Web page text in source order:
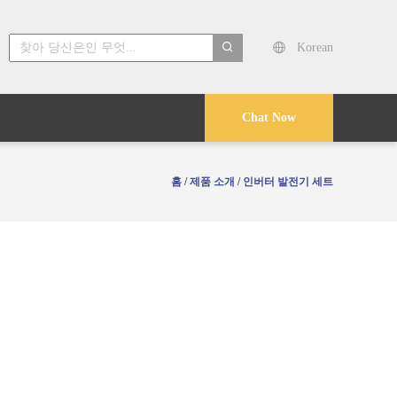
Korean
Chat Now
홈 /제품 소개 / 인버터 발전기 세트